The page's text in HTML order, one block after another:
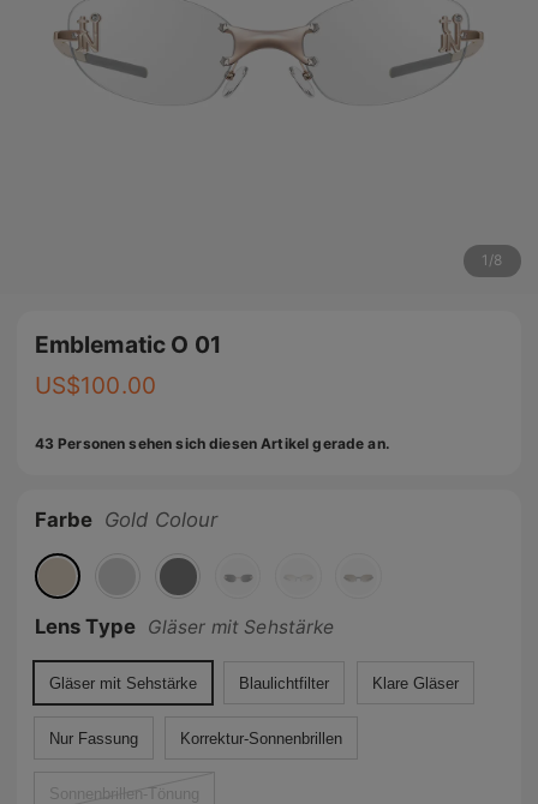
1 /8
Emblematic O 01
US$100.00
43 Personen sehen sich diesen Artikel gerade an.
Farbe Gold Colour
Lens Type Gläser mit Sehstärke
Gläser mit Sehstärke Blaulichtfilter Klare Gläser
Nur Fassung Korrektur-Sonnenbrillen
Sonnenbrillen-Tönung